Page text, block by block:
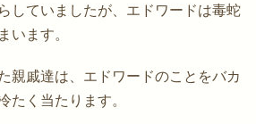
していましたが、エドワードは毒蛇
います。
親戚達は、エドワードのことをバカ
たく当たります。